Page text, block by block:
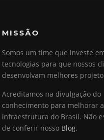
MISSÃO
Somos um time que investe
tecnologias para que nossos
desenvolvam melhores
Acreditamos na divulgação do
conhecimento para melhorar a
infraestrutura do Brasil. Não
de conferir nosso Blog.